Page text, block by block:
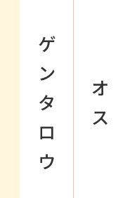
ゲ
ン
タ
ロ
ウ
オ
ス